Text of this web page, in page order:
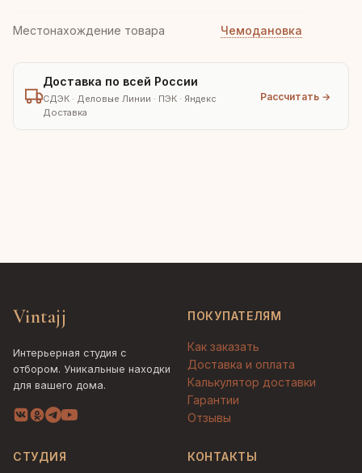
Местонахождение товара Чемодановка
Доставка по всей России
СДЭК · Деловые Линии · ПЭК · Яндекс
Доставка
Рассчитать →
Vintajj
Интерьерная студия с
отбором. Уникальные находки
для вашего дома.
ПОКУПАТЕЛЯМ
Как заказать
Доставка и оплата
Калькулятор доставки
Гарантии
Отзывы
СТУДИЯ КОНТАКТЫ